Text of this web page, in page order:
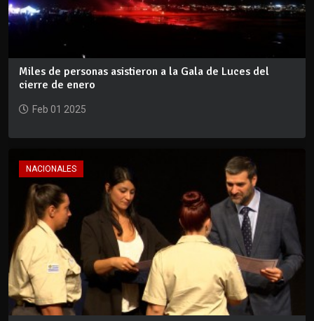
Miles de personas asistieron a la Gala de Luces del
cierre de enero
Feb 01 2025
NACIONALES